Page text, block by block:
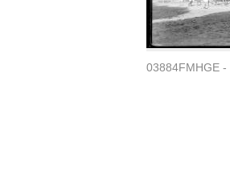
03884FMHGE -